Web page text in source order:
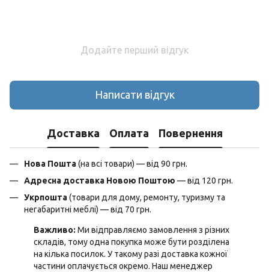
Додайте перший відгук
Написати відгук
Доставка Оплата Повернення
Нова Пошта(на всі товари) — від 90 грн.
Адресна доставка Новою Поштою — від 120 грн.
Укрпошта(товари для дому, ремонту, туризму та
негабаритні меблі) — від 70 грн.
Важливо: Ми відправляємо замовлення з різних
складів, тому одна покупка може бути розділена
на кілька посилок. У такому разі доставка кожної
частини оплачується окремо. Наш менеджер